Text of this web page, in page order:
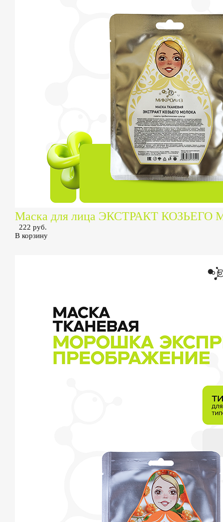
Маска для лица ЭКСТРАКТ КОЗЬЕГО
222 руб.
В корзину